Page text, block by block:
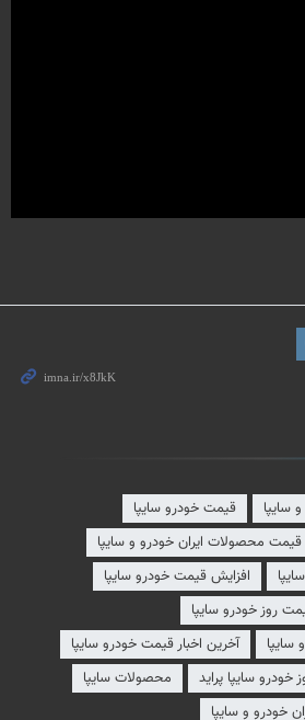
سایپا
قیمت خودرو سایپا
قیمت محصولات ایران خودرو و سایپا
سایپا
افزایش قیمت خودرو سایپا
روز خودرو سایپا
سایپا
آخرین اخبار قیمت خودرو سایپا
خودرو سایپا پراید
محصولات سایپا
خودرو و سایپا